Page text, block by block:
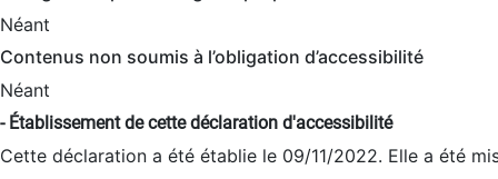
Néant
Contenus non soumis à l’obligation d’accessibilité
Néant
- Établissement de cette déclaration d'accessibilité
Cette déclaration a été établie le 09/11/2022. Elle a été